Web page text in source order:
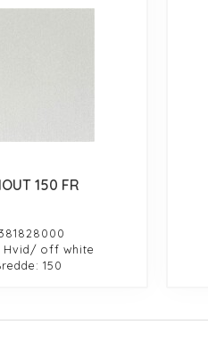
150 FR
Hvid/ off white
150